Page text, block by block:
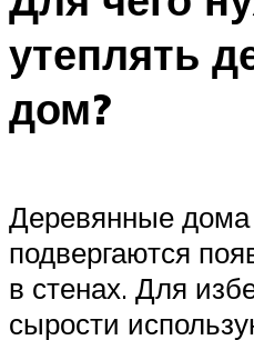
утеплять
дом?
Деревянные дома
подвергаются
в стенах. Для
сырости